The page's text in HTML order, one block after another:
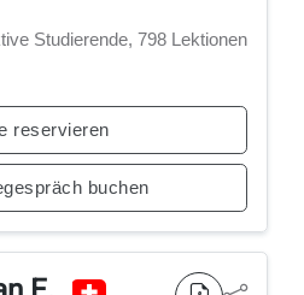
Studierende, 798 Lektionen
reservieren
buchen